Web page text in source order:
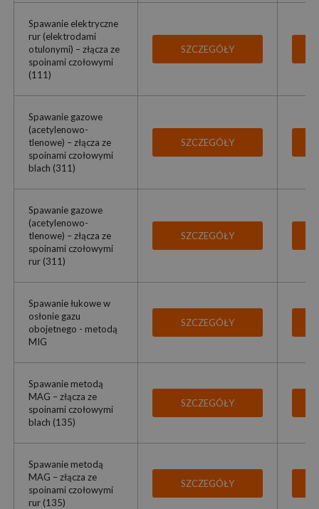
Spawanie elektryczne
rur (elektrodami
otulonymi) – złącza ze
spoinami czołowymi
(111)
SZCZEGÓŁY
Spawanie gazowe
(acetylenowo-
tlenowe) – złącza ze
spoinami czołowymi
blach (311)
SZCZEGÓŁY
Spawanie gazowe
(acetylenowo-
tlenowe) – złącza ze
spoinami czołowymi
rur (311)
SZCZEGÓŁY
Spawanie łukowe w
osłonie gazu
obojetnego - metodą
MIG
SZCZEGÓŁY
Spawanie metodą
MAG – złącza ze
spoinami czołowymi
blach (135)
SZCZEGÓŁY
Spawanie metodą
MAG – złącza ze
spoinami czołowymi
rur (135)
SZCZEGÓŁY